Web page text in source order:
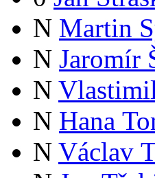
N Martin
N Jaromír
N
N Hana
N Václav